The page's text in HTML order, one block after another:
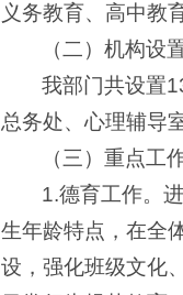
义务教育、高中教
（二）机构设
我部门共设置
总务处、心理辅导
（三）重点工
1.德育工作。
生年龄特点，在全
设，强化班级文化